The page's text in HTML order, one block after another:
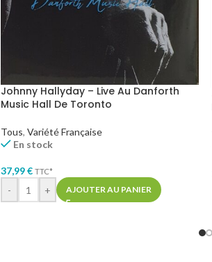
Johnny Hallyday – Live Au Danforth
Music Hall De Toronto
Tous, Variété Française
En stock
37,99€ TTC*
- + AJOUTER AU PANIER